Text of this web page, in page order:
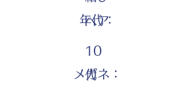
ヘア
年代：
10
代
メガネ：